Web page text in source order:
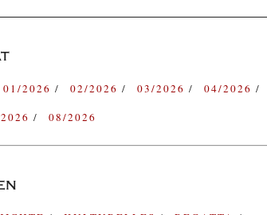
01/2026 02/2026 03/2026
04/2026
08/2026